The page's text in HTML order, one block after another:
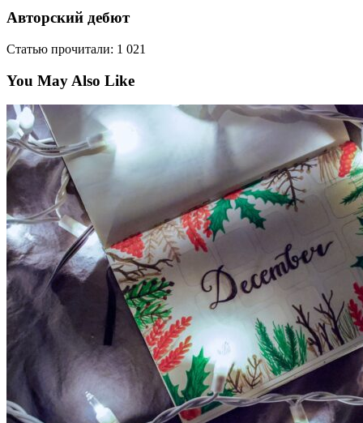
Авторский дебют
Статью прочитали: 1 021
You May Also Like